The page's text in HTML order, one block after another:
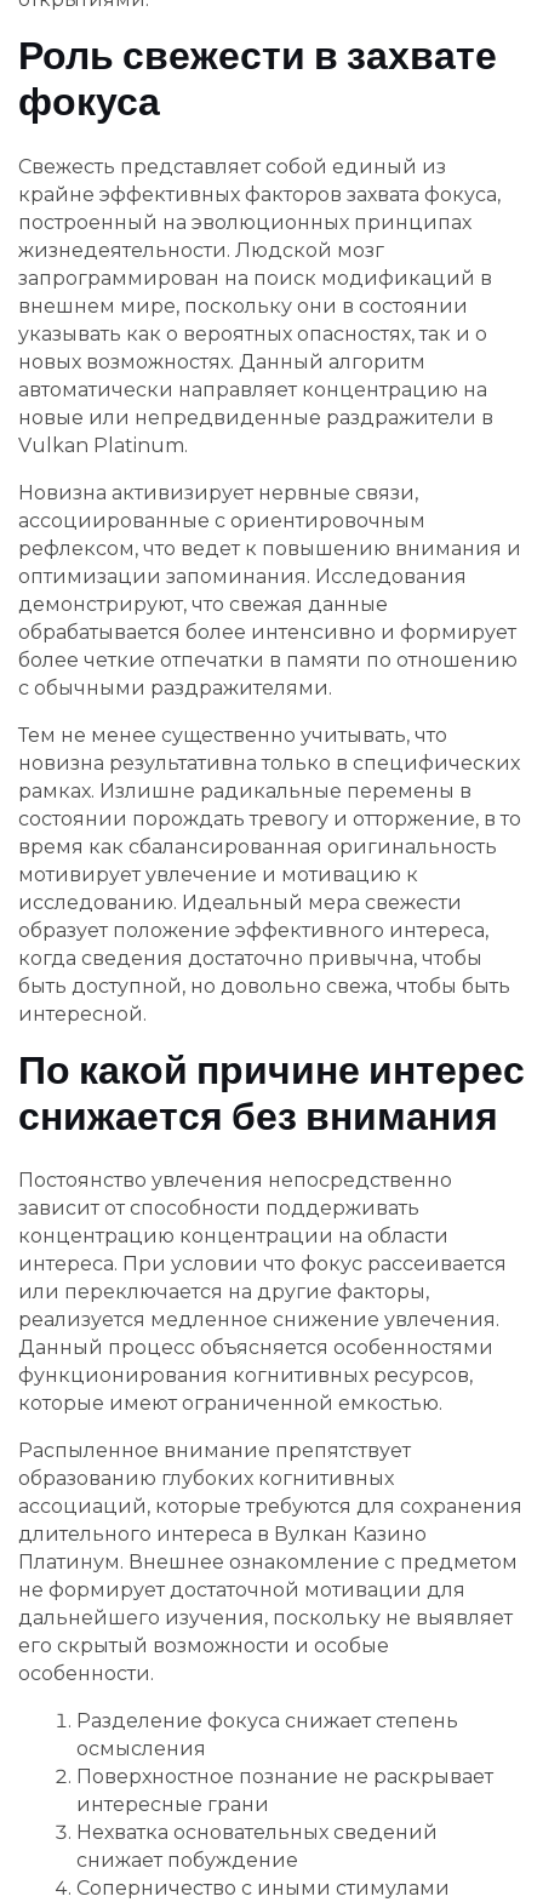
Роль свежести в захвате
фокуса
Свежесть представляет собой единый из
крайне эффективных факторов захвата фокуса,
построенный на эволюционных принципах
жизнедеятельности. Людской мозг
запрограммирован на поиск модификаций в
внешнем мире, поскольку они в состоянии
указывать как о вероятных опасностях, так и о
новых возможностях. Данный алгоритм
автоматически направляет концентрацию на
новые или непредвиденные раздражители в
Vulkan Platinum.
Новизна активизирует нервные связи,
ассоциированные с ориентировочным
рефлексом, что ведет к повышению внимания и
оптимизации запоминания. Исследования
демонстрируют, что свежая данные
обрабатывается более интенсивно и формирует
более четкие отпечатки в памяти по отношению
с обычными раздражителями.
Тем не менее существенно учитывать, что
новизна результативна только в специфических
рамках. Излишне радикальные перемены в
состоянии порождать тревогу и отторжение, в то
время как сбалансированная оригинальность
мотивирует увлечение и мотивацию к
исследованию. Идеальный мера свежести
образует положение эффективного интереса,
когда сведения достаточно привычна, чтобы
быть доступной, но довольно свежа, чтобы быть
интересной.
По какой причине интерес
снижается без внимания
Постоянство увлечения непосредственно
зависит от способности поддерживать
концентрацию концентрации на области
интереса. При условии что фокус рассеивается
или переключается на другие факторы,
реализуется медленное снижение увлечения.
Данный процесс объясняется особенностями
функционирования когнитивных ресурсов,
которые имеют ограниченной емкостью.
Распыленное внимание препятствует
образованию глубоких когнитивных
ассоциаций, которые требуются для сохранения
длительного интереса в Вулкан Казино
Платинум. Внешнее ознакомление с предметом
не формирует достаточной мотивации для
дальнейшего изучения, поскольку не выявляет
его скрытый возможности и особые
особенности.
Разделение фокуса снижает степень
осмысления
Поверхностное познание не раскрывает
интересные грани
Нехватка основательных сведений
снижает побуждение
Соперничество с иными стимулами